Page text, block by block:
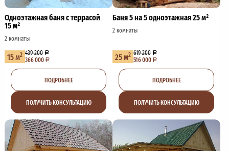
Одноэтажная баня с террасой
15 м²
2 комнаты
15 м2 439 200
366 000
ПОДРОБНЕЕ
ПОЛУЧИТЬ КОНСУЛЬТАЦИЮ
Баня 5 на 5 одноэтажная 25 м²
2 комнаты
25 м2 619 200
516 000
ПОДРОБНЕЕ
ПОЛУЧИТЬ КОНСУЛЬТАЦИЮ